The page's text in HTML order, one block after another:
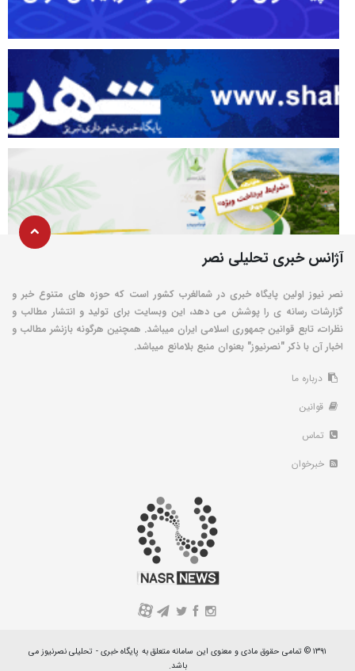
آژانس خبری تحلیلی نصر
نصر نیوز اولین پایگاه خبری در شمالغرب کشور است که حوزه های متنوع خبر و
گزارشات رسانه ی را پوشش می دهد، این وبسایت برای تولید و انتشار مطالب و
نظرات، تابع قوانین جمهوری اسلامی ایران میباشد. همچنین هرگونه بازنشر مطالب و
اخبار آن با ذکر "نصرنیوز" بعنوان منبع بلامانع میباشد.
درباره ما
قوانین
تماس
خبرخوان
A
۱۳۹۱ © تمامی حقوق مادی و معنوی این سامانه متعلق به پایگاه خبری - تحلیلی نصرنیوز می
باشد.